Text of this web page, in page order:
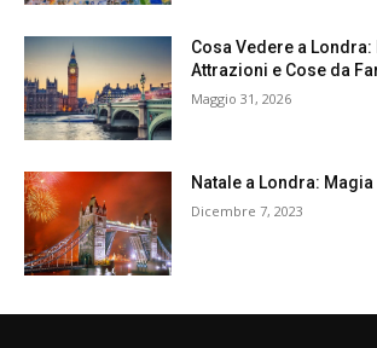
Cosa Vedere a
Attrazioni e Cose da
Maggio 31, 2026
Natale a Londra:
Dicembre 7, 2023